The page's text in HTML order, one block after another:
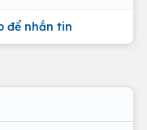
để nhắn tin